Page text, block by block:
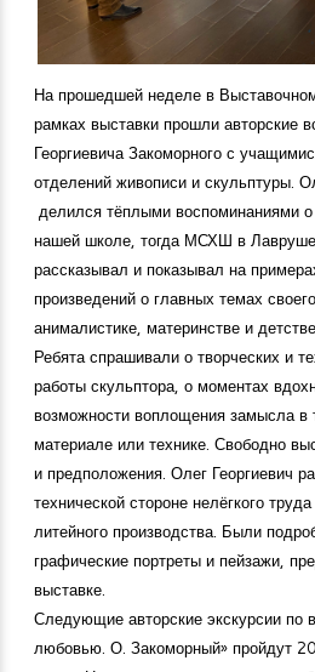
На прошедшей неделе в
рамках выставки прошли авторские
Георгиевича Закоморного с
отделений живописи и скульптуры.
делился тёплыми воспоминаниями
нашей школе, тогда МСХШ в
рассказывал и показывал на
произведений о главных темах
анималистике, материнстве и
Ребята спрашивали о творческих и
работы скульптора, о моментах
возможности воплощения замысла в
материале или технике. Свободно
и предположения. Олег Георгиевич
технической стороне нелёгкого
литейного производства. Были
графические портреты и пейзажи,
выставке.
Следующие авторские экскурсии
любовью. О. Закоморный» пройдут